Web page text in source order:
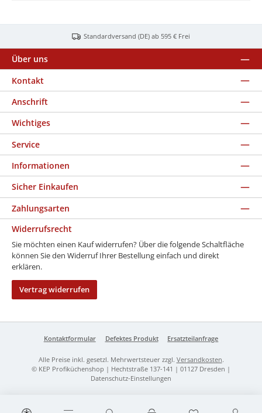
Standardversand (DE) ab 595 € Frei
Über uns
Kontakt
Anschrift
Wichtiges
Service
Informationen
Sicher Einkaufen
Zahlungsarten
Widerrufsrecht
Sie möchten einen Kauf widerrufen? Über die folgende Schaltfläche
können Sie den Widerruf Ihrer Bestellung einfach und direkt
erklären.
Vertrag widerrufen
Kontaktformular Defektes Produkt Ersatzteilanfrage
Alle Preise inkl. gesetzl. Mehrwertsteuer zzgl. Versandkosten.
© KEP Profiküchenshop | Hechtstraße 137-141 | 01127 Dresden |
Datenschutz-Einstellungen